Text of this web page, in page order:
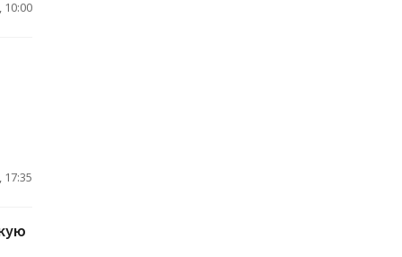
10:00
17:35